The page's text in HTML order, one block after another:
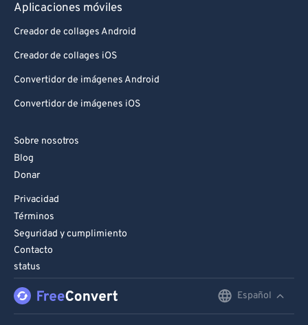
Aplicaciones móviles
Creador de collages Android
Creador de collages iOS
Convertidor de imágenes Android
Convertidor de imágenes iOS
Sobre nosotros
Blog
Donar
Privacidad
Términos
Seguridad y cumplimiento
Contacto
status
Español